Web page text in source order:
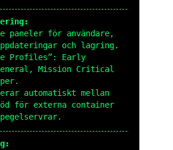
paneler för användare,
och lagring.
Profiles”: Early
Mission Critical
automatiskt mellan
för externa container